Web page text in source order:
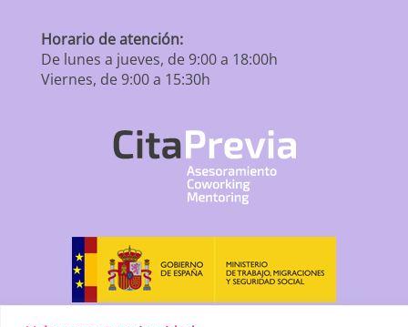
Horario de atención:
De lunes a jueves, de 9:00 a 18:00h
Viernes, de 9:00 a 15:30h